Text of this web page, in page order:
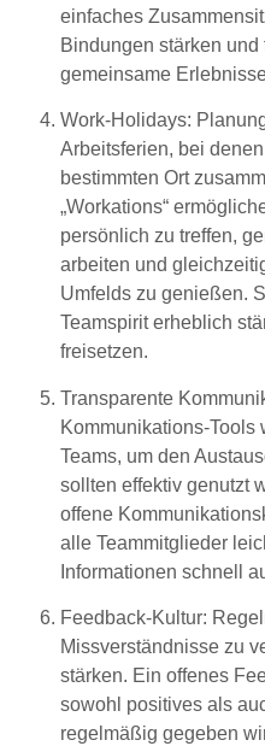
einfaches
Bindungen stärken
gemeinsame
Work-Holidays:
Arbeitsferien, bei
bestimmten Ort
„Workations“
persönlich zu treffen,
arbeiten und
Umfelds zu genießen.
Teamspirit erheblich
freisetzen.
Transparente
Kommunikations-Tools
Teams, um den
sollten effektiv genutzt
offene
alle Teammitglieder
Informationen schnell
Feedback-Kultur:
Missverständnisse zu
stärken. Ein offenes
sowohl positives als
regelmäßig gegeben